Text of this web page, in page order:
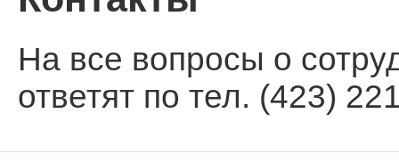
На все вопросы о
ответят по тел. (423)